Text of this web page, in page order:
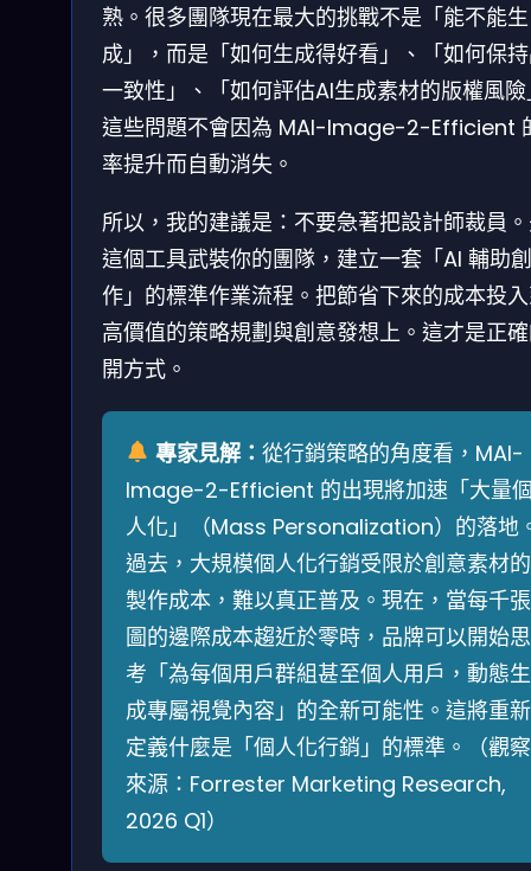
熟。很多團隊現在最大的挑戰不是「能不能生
成」，而是「如何生成得好看」、「如何保
一致性」、「如何評估AI生成素材的版權風
這些問題不會因為 MAI-Image-2-Efficient
率提升而自動消失。
所以，我的建議是：不要急著把設計師裁員
這個工具武裝你的團隊，建立一套「AI 輔助創
作」的標準作業流程。把節省下來的成本投
高價值的策略規劃與創意發想上。這才是正
開方式。
專家見解： 從行銷策略的角度看，MAI-
Image-2-Efficient 的出現將加速「大量
人化」（Mass Personalization）的落地
過去，大規模個人化行銷受限於創意素材的
製作成本，難以真正普及。現在，當每千張
圖的邊際成本趨近於零時，品牌可以開始思
考「為每個用戶群組甚至個人用戶，動態生
成專屬視覺內容」的全新可能性。這將重新
定義什麼是「個人化行銷」的標準。（觀察
來源：Forrester Marketing Research,
2026 Q1）